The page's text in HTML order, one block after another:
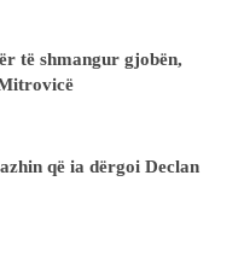
të shmangur gjobën,
që ia dërgoi Declan